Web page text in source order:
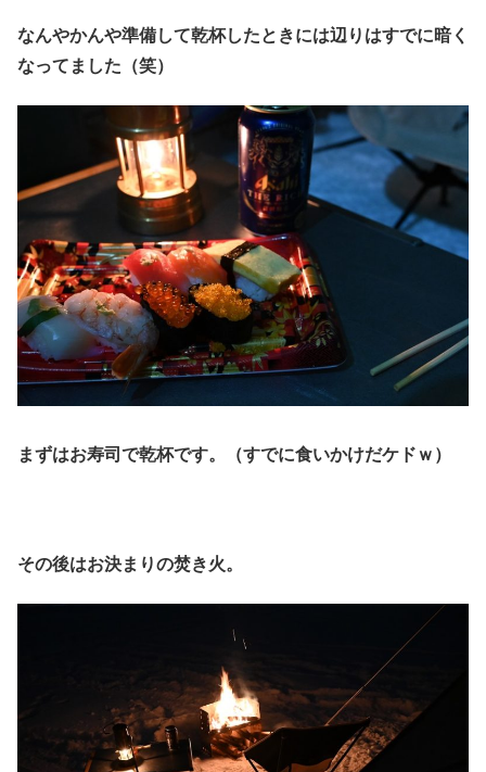
なんやかんや準備して乾杯したときには辺りはすでに暗く
なってました（笑）
まずはお寿司で乾杯です。（すでに食いかけだケドｗ）
その後はお決まりの焚き火。